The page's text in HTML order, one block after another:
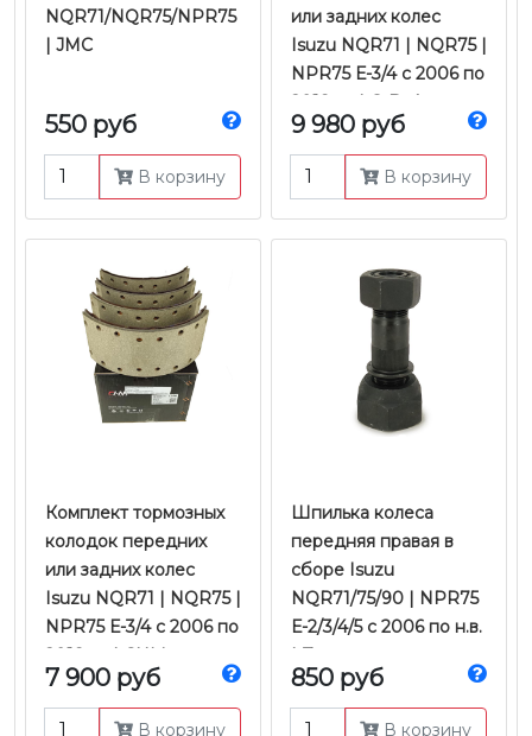
NQR71/NQR75/NPR75
| JMC
550 руб
В корзину
или задних колес
Isuzu NQR71 | NQR75 |
NPR75 Е-3/4 с 2006 по
2018 гг. | G-Brake
9 980 руб
В корзину
Комплект тормозных
колодок передних
или задних колес
Isuzu NQR71 | NQR75 |
NPR75 Е-3/4 с 2006 по
2018 гг. | CHM
7 900 руб
В корзину
Шпилька колеса
передняя правая в
сборе Isuzu
NQR71/75/90 | NPR75
Е-2/3/4/5 с 2006 по н.в.
| Zevs
850 руб
В корзину